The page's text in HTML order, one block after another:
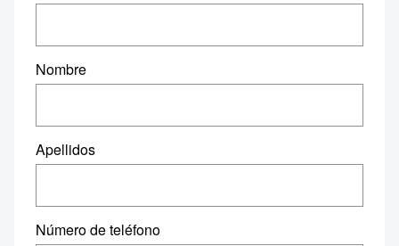
Nombre
Apellidos
Número de teléfono